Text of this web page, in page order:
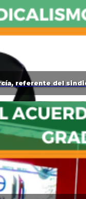
referente del